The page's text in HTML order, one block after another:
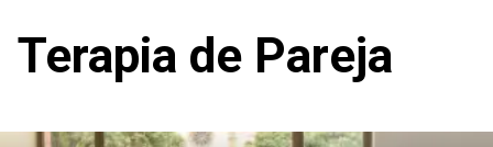
Terapia de Pareja